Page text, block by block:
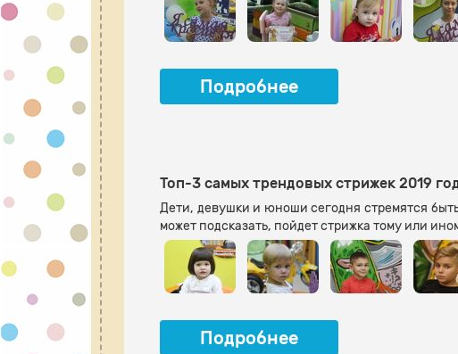
Подробнее
Топ-3 самых трендовых стрижек 2019
Дети, девушки и юноши сегодня стремятся
может подсказать, пойдет стрижка тому или
Подробнее